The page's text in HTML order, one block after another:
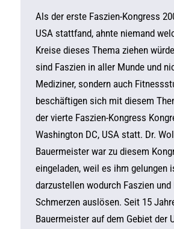
Als der erste Faszien-Kongress
USA stattfand, ahnte niemand
Kreise dieses Thema ziehen
sind Faszien in aller Munde und
Mediziner, sondern auch
beschäftigen sich mit diesem
der vierte Faszien-Kongress
Washington DC, USA statt. Dr.
Bauermeister war zu diesem
eingeladen, weil es ihm gelungen
darzustellen wodurch Faszien
Schmerzen auslösen. Seit 15
Bauermeister auf dem Gebiet der